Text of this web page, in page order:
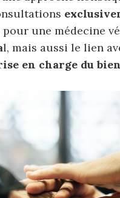
une médecine
l, mais aussi le lien
en charge du